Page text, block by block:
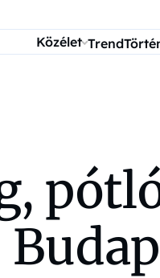
Közélet Trend